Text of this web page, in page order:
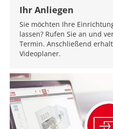
Ihr Anliegen
Sie möchten Ihre
lassen? Rufen Sie an und
Termin. Anschließend
Videoplaner.